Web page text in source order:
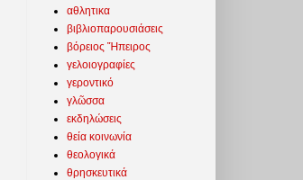
αθλητικα
βιβλιοπαρουσιάσεις
βόρειος Ἤπειρος
γελοιογραφίες
γεροντικό
γλῶσσα
εκδηλώσεις
θεία κοινωνία
θεολογικά
θρησκευτικά